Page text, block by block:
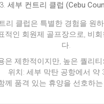
3. 세부 컨트리 클럽 (Cebu
리 클럽은 특별한 경험을 원
적인 회원제 골프장으로, 비
다.
은 제한적이지만, 높은 퀄리
위치: 세부 막탄 공항에서 약
께 품격 있는 휴양을 선호하